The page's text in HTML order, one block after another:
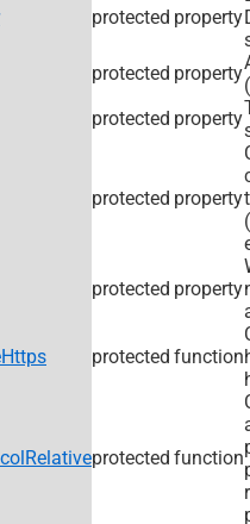
protected property
protected property
protected property
protected property
protected property
protected function
protected function